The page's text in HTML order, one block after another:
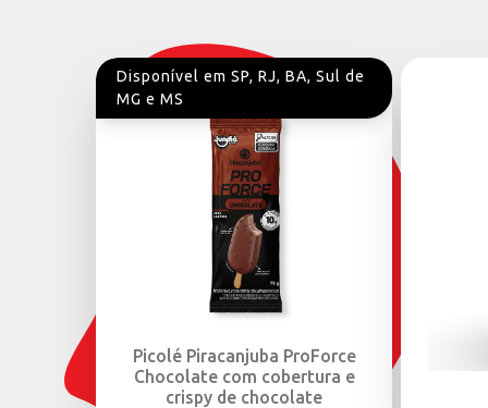
Disponível em SP, RJ, BA, Sul de
MG e MS
Picolé Piracanjuba ProForce
Chocolate com cobertura e
crispy de chocolate